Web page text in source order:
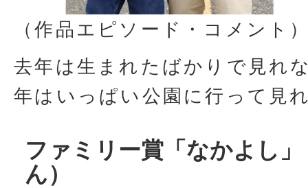
（作品エピソード・コメント
去年は生まれたばかりで見れ
年はいっぱい公園に行って見
ファミリー賞「なかよし
ん）